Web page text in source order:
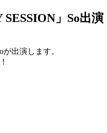
」So出演
出演します。